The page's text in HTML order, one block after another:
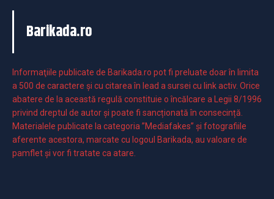
Barikada.ro
Informaţiile publicate de Barikada.ro pot fi preluate doar în limita
a 500 de caractere şi cu citarea în lead a sursei cu link activ. Orice
abatere de la această regulă constituie o încălcare a Legii 8/1996
privind dreptul de autor și poate fi sancționată în consecință.
Materialele publicate la categoria ”Mediafakes” și fotografiile
aferente acestora, marcate cu logoul Barikada, au valoare de
pamflet și vor fi tratate ca atare.